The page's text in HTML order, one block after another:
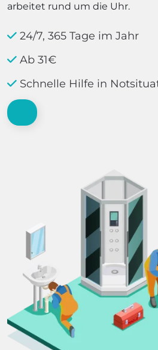
arbeitet rund um die Uhr.
24/7, 365 Tage im Jahr
Ab 31€
Schnelle Hilfe in